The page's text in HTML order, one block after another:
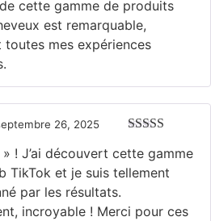
cette gamme de produits
est remarquable,
toutes mes expériences
26, 2025
» ! J’ai découvert cette gamme
TikTok et je suis tellement
par les résultats.
incroyable ! Merci pour ces